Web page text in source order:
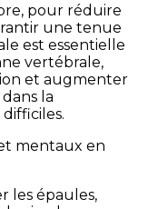
pour réduire
une tenue
est essentielle
vertébrale,
et augmenter
la
mentaux en
les épaules,